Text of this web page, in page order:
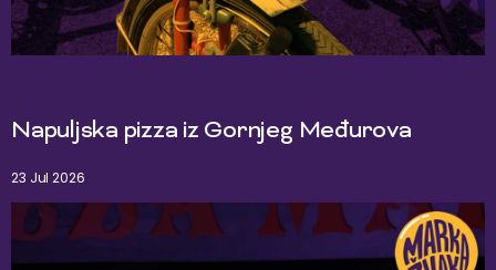
Napuljska pizza iz Gornjeg Međurova
23 Jul 2026